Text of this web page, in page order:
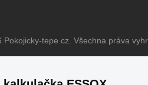
Pokojicky-tepe.cz. Všechna práva